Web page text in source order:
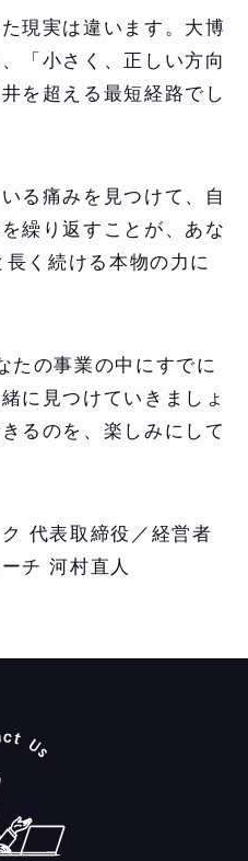
現実は違います。大博
「小さく、正しい方向
を超える最短経路でし
る痛みを見つけて、自
繰り返すことが、あな
く続ける本物の力に
たの事業の中にすでに
に見つけていきましょ
るのを、楽しみにして
代表取締役／経営者
チ 河村直人